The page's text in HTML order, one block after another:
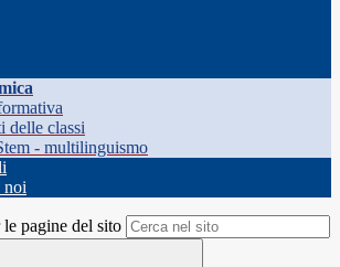
delle classi
- multilinguismo
noi
pagine del sito